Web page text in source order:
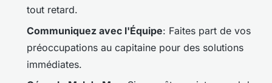
tout retard.
Communiquez avec l'Équipe: Faites part de vos
préoccupations au capitaine pour des solutions
immédiates.